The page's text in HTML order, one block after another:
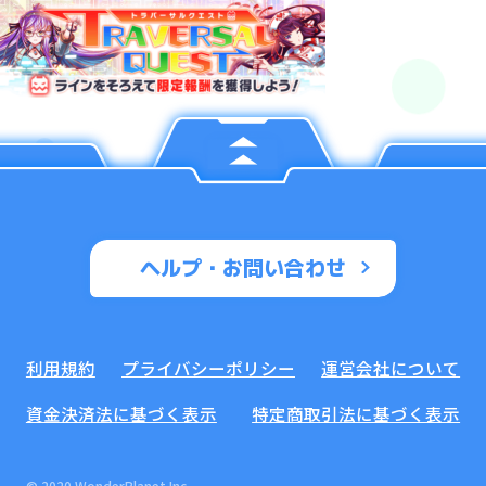
ヘルプ・お問い合わせ
利用規約 プライバシーポリシー
運営会社について
資金決済法に基づく表示
特定商取引法に基づく表示